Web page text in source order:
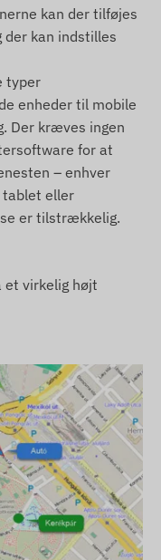
eller
ankomst til
GPS-tracker til
Disse sikrer
til ejerens telefon
kommunikerer
hjælp af det
i den.
Asien-
kan der tilføjes
der kan indstilles
typer
enheder til mobile
Der kræves ingen
for at
– enhver
tablet eller
er tilstrækkelig.
et virkelig højt